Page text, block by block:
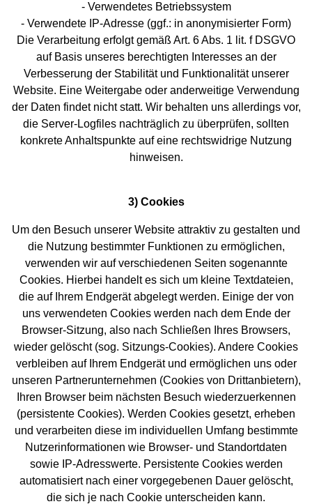
- Verwendetes Betriebssystem
- Verwendete IP-Adresse (ggf.: in anonymisierter Form)
Die Verarbeitung erfolgt gemäß Art. 6 Abs. 1 lit. f DSGVO
auf Basis unseres berechtigten Interesses an der
Verbesserung der Stabilität und Funktionalität unserer
Website. Eine Weitergabe oder anderweitige Verwendung
der Daten findet nicht statt. Wir behalten uns allerdings vor,
die Server-Logfiles nachträglich zu überprüfen, sollten
konkrete Anhaltspunkte auf eine rechtswidrige Nutzung
hinweisen.
3) Cookies
Um den Besuch unserer Website attraktiv zu gestalten und
die Nutzung bestimmter Funktionen zu ermöglichen,
verwenden wir auf verschiedenen Seiten sogenannte
Cookies. Hierbei handelt es sich um kleine Textdateien,
die auf Ihrem Endgerät abgelegt werden. Einige der von
uns verwendeten Cookies werden nach dem Ende der
Browser-Sitzung, also nach Schließen Ihres Browsers,
wieder gelöscht (sog. Sitzungs-Cookies). Andere Cookies
verbleiben auf Ihrem Endgerät und ermöglichen uns oder
unseren Partnerunternehmen (Cookies von Drittanbietern),
Ihren Browser beim nächsten Besuch wiederzuerkennen
(persistente Cookies). Werden Cookies gesetzt, erheben
und verarbeiten diese im individuellen Umfang bestimmte
Nutzerinformationen wie Browser- und Standortdaten
sowie IP-Adresswerte. Persistente Cookies werden
automatisiert nach einer vorgegebenen Dauer gelöscht,
die sich je nach Cookie unterscheiden kann.